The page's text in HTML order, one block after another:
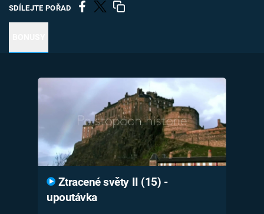
Témata
Sledujte prima+
Přihlášení
Sledujte nás
SDÍLEJTE POŘAD
Ztracené světy II (15) -
upoutávka